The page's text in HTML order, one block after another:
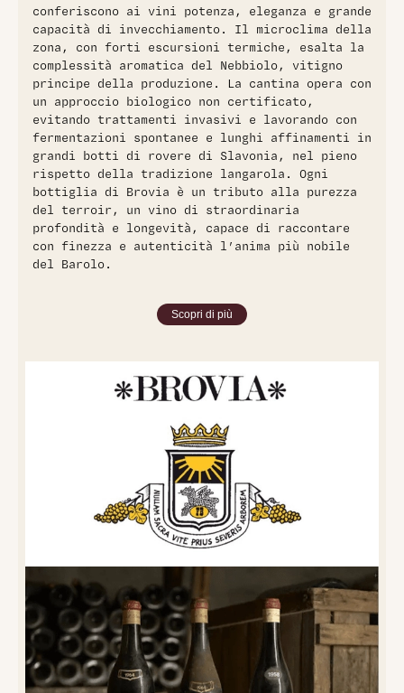
conferiscono ai vini potenza, eleganza e grande
capacità di invecchiamento. Il microclima della
zona, con forti escursioni termiche, esalta la
complessità aromatica del Nebbiolo, vitigno
principe della produzione. La cantina opera con
un approccio biologico non certificato,
evitando trattamenti invasivi e lavorando con
fermentazioni spontanee e lunghi affinamenti in
grandi botti di rovere di Slavonia, nel pieno
rispetto della tradizione langarola. Ogni
bottiglia di Brovia è un tributo alla purezza
del terroir, un vino di straordinaria
profondità e longevità, capace di raccontare
con finezza e autenticità l’anima più nobile
del Barolo.
Scopri di più